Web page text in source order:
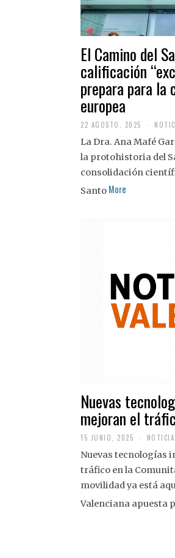
El Camino del
calificación
prepara para
europea
22 AGOSTO, 2025
A
G
O
S
La Dra. Ana Mafé
la protohistoria del
consolidación
Santo More
Nuevas
mejoran el
15 JUNIO, 2025
Nuevas tecnologías
tráfico en la
movilidad ya está
Valenciana apuesta